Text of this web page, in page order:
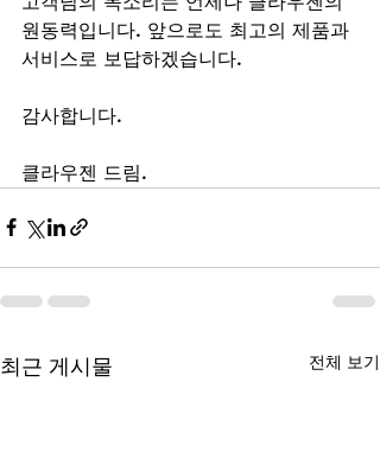
원동력입니다. 앞으로도 최고의 제품과
서비스로 보답하겠습니다.
감사합니다.
클라우젠 드림.
최근 게시물 전체 보기